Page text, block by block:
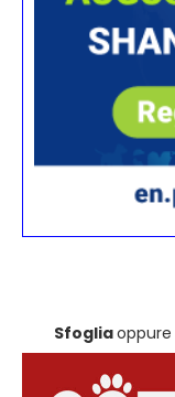
Sfogliaoppure